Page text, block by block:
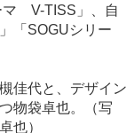
マ V-TISS」、自
「SOGUシリー
佳代と、デザイン
物袋卓也。（写
也）